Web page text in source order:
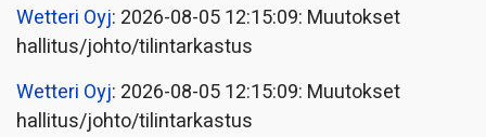
Wetteri Oyj: 2026-08-05 12:15:09: Muutokset
hallitus/johto/tilintarkastus
Wetteri Oyj: 2026-08-05 12:15:09: Muutokset
hallitus/johto/tilintarkastus